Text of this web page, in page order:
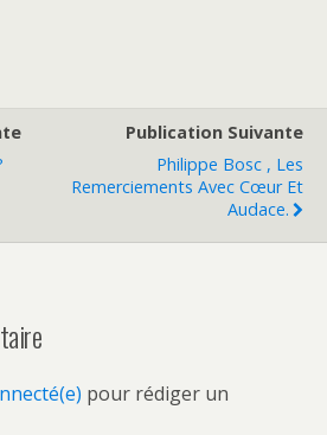
Publication Suivante
Philippe Bosc , Les
Remerciements Avec Cœur Et
Audace.
pour rédiger un